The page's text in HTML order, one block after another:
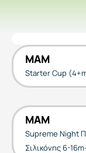
MAM
Starter Cup
MAM
Supreme Night
Σιλικόνης 6-